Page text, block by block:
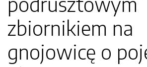
zbiornikiem na
gnojowicę o